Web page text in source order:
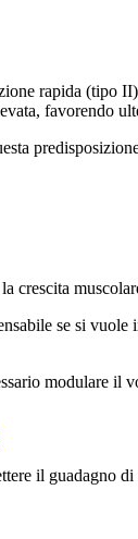
rapida (tipo
favorendo
crescita
se si vuole
modulare il
il guadagno